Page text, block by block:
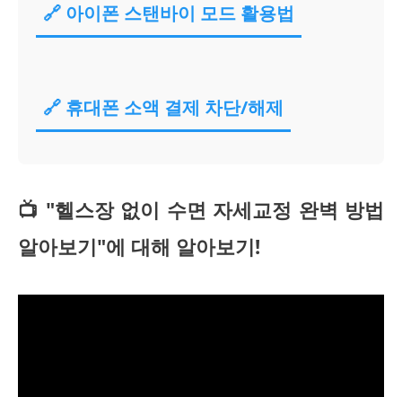
🔗 아이폰 스탠바이 모드 활용법
🔗 휴대폰 소액 결제 차단/해제
📺 "헬스장 없이 수면 자세교정 완벽 방법
알아보기"에 대해 알아보기!